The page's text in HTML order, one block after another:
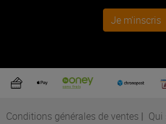
Je m'inscris
Conditions générales de ventes |